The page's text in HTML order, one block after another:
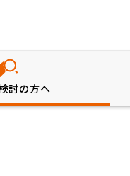
討の方へ